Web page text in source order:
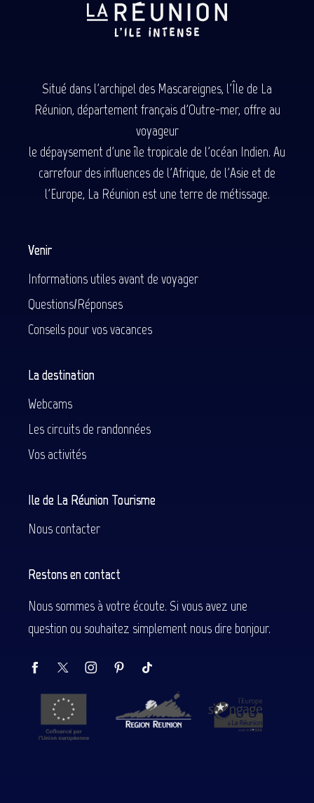
Situé dans l'archipel des Mascareignes, l'Île de La
Réunion, département français d'Outre-mer, offre au
voyageur
le dépaysement d'une île tropicale de l'océan Indien. Au
carrefour des influences de l'Afrique, de l'Asie et de
l'Europe, La Réunion est une terre de métissage.
Venir
Informations utiles avant de voyager
Questions/Réponses
Conseils pour vos vacances
La destination
Webcams
Les circuits de randonnées
Vos activités
Ile de La Réunion Tourisme
Nous contacter
Restons en contact
Nous sommes à votre écoute. Si vous avez une
question ou souhaitez simplement nous dire bonjour.